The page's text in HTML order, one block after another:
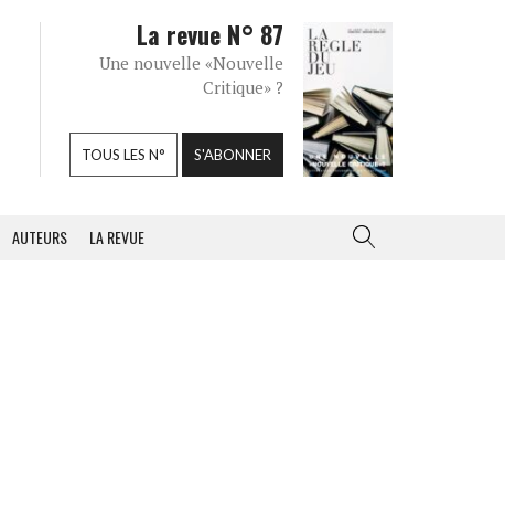
La revue N° 87
Une nouvelle «Nouvelle
Critique» ?
TOUS LES N° S'ABONNER
AUTEURS LA REVUE